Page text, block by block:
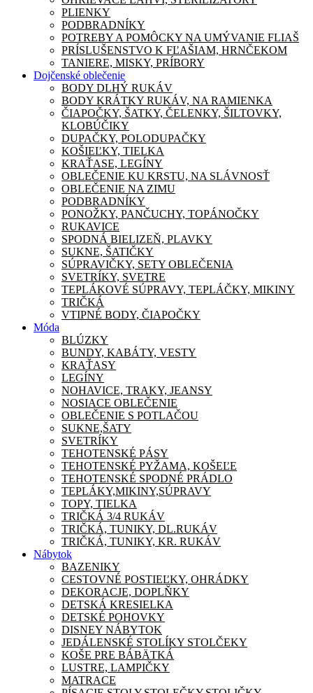
PLIENKY
PODBRADNÍKY
POTREBY A POMÔCKY NA UMÝVANIE FLIAŠ
PRÍSLUŠENSTVO K FĽAŠIAM, HRNČEKOM
TANIERE, MISKY, PRÍBORY
Dojčenské oblečenie
BODY DLHÝ RUKÁV
BODY KRÁTKY RUKÁV, NA RAMIENKA
ČIAPOČKY, ŠATKY, ČELENKY, ŠILTOVKY,
KLOBÚČIKY
DUPAČKY, POLODUPAČKY
KOŠIEĽKY, TIELKA
KRAŤASE, LEGÍNY
OBLEČENIE KU KRSTU, NA SLÁVNOSŤ
OBLEČENIE NA ZIMU
PODBRADNÍKY
PONOŽKY, PANČUCHY, TOPÁNOČKY
RUKAVICE
SPODNÁ BIELIZEŇ, PLAVKY
SUKNE, ŠATIČKY
SÚPRAVIČKY, SETY OBLEČENIA
SVETRÍKY, SVETRE
TEPLÁKOVÉ SÚPRAVY, TEPLÁČKY, MIKINY
TRIČKÁ
VTIPNÉ BODY, ČIAPOČKY
Móda
BLÚZKY
BUNDY, KABÁTY, VESTY
KRAŤASY
LEGÍNY
NOHAVICE, TRAKY, JEANSY
NOSIACE OBLEČENIE
OBLEČENIE S POTLAČOU
SUKNE,ŠATY
SVETRÍKY
TEHOTENSKÉ PÁSY
TEHOTENSKÉ PYŽAMA, KOŠEĽE
TEHOTENSKÉ SPODNÉ PRÁDLO
TEPLÁKY,MIKINY,SÚPRAVY
TOPY, TIELKA
TRIČKÁ 3/4 RUKÁV
TRIČKÁ, TUNIKY, DL.RUKÁV
TRIČKÁ, TUNIKY, KR. RUKÁV
Nábytok
BAZENIKY
CESTOVNÉ POSTIEĽKY, OHRÁDKY
DEKORACJE, DOPLŇKY
DETSKÁ KRESIELKA
DETSKÉ POHOVKY
DISNEY NÁBYTOK
JEDÁLENSKÉ STOLÍKY STOLČEKY
KOŠE PRE BÁBÄTKÁ
LUSTRE, LAMPIČKY
MATRACE